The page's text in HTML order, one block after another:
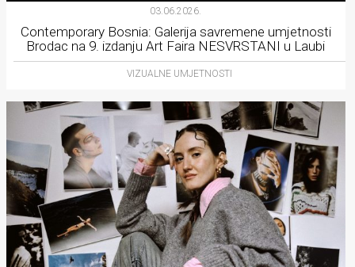
03.06.2026.
Contemporary Bosnia: Galerija savremene umjetnosti
Brodac na 9. izdanju Art Faira NESVRSTANI u Laubi
VIZUALNE UMJETNOSTI